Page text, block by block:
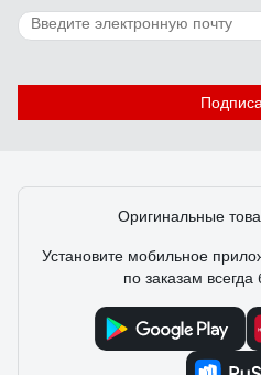
Оригинальные
Установите мобильное
по заказам